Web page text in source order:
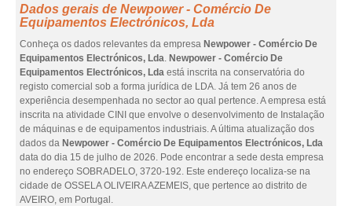
Dados gerais de Newpower - Comércio De
Equipamentos Electrónicos, Lda
Conheça os dados relevantes da empresa Newpower - Comércio De
Equipamentos Electrónicos, Lda. Newpower - Comércio De
Equipamentos Electrónicos, Lda está inscrita na conservatória do
registo comercial sob a forma jurídica de LDA. Já tem 26 anos de
experiência desempenhada no sector ao qual pertence. A empresa está
inscrita na atividade CINI que envolve o desenvolvimento de Instalação
de máquinas e de equipamentos industriais. A última atualização dos
dados da Newpower - Comércio De Equipamentos Electrónicos, Lda
data do dia 15 de julho de 2026. Pode encontrar a sede desta empresa
no endereço SOBRADELO, 3720-192. Este endereço localiza-se na
cidade de OSSELA OLIVEIRA AZEMEIS, que pertence ao distrito de
AVEIRO, em Portugal.